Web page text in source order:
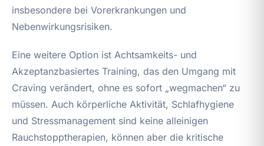
insbesondere bei Vorerkrankungen und
Nebenwirkungsrisiken.
Eine weitere Option ist Achtsamkeits- und
Akzeptanzbasiertes Training, das den Umgang mit
Craving verändert, ohne es sofort „wegmachen“ zu
müssen. Auch körperliche Aktivität, Schlafhygiene
und Stressmanagement sind keine alleinigen
Rauchstopptherapien, können aber die kritische